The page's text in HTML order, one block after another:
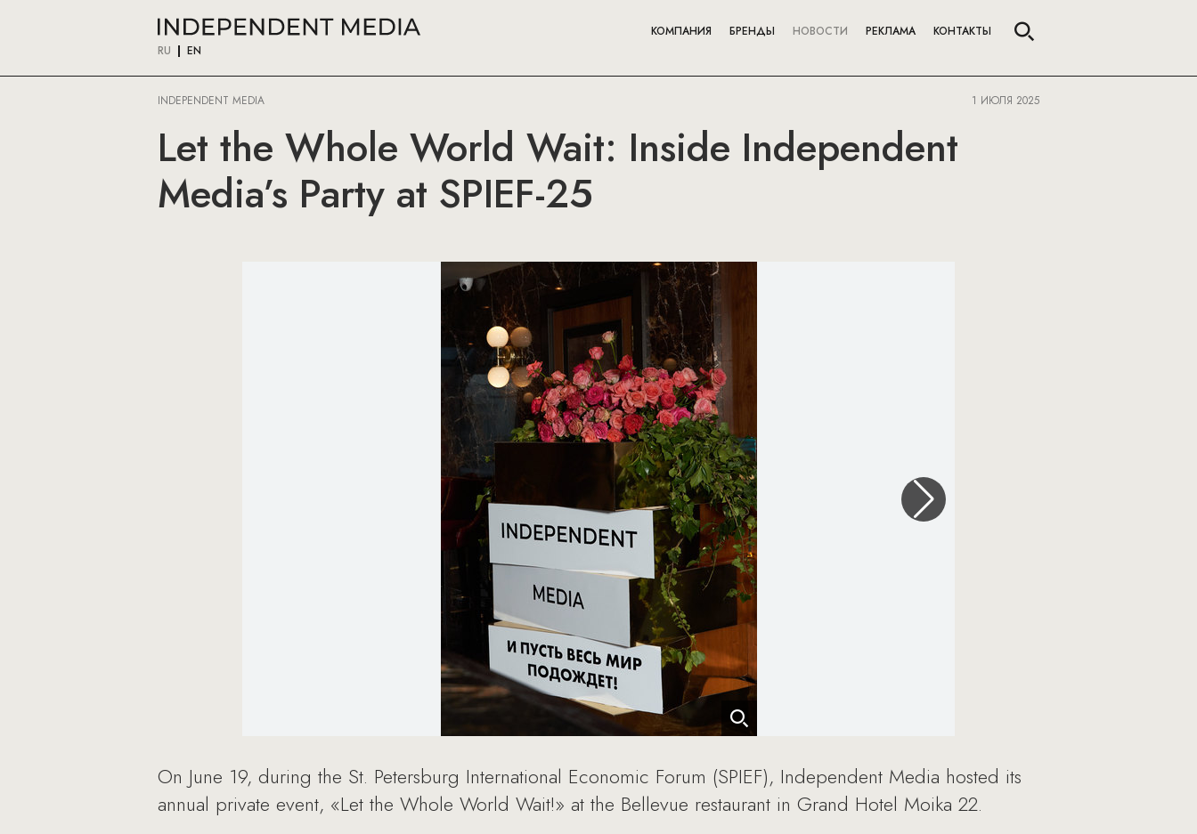
RU EN
КОМПАНИЯ БРЕНДЫ НОВОСТИ РЕКЛАМА КОНТАКТЫ
INDEPENDENT MEDIA 1 ИЮЛЯ 2025
Let the Whole World Wait: Inside Independent
Media’s Party at SPIEF-25
On June 19, during the St. Petersburg International Economic Forum (SPIEF), Independent Media hosted its
annual private event, «Let the Whole World Wait!» at the Bellevue restaurant in Grand Hotel Moika 22.